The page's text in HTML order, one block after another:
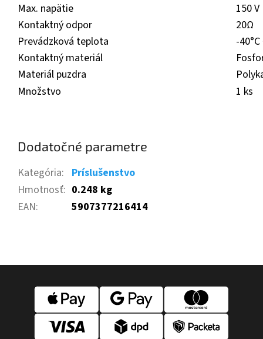
Max. napätie
150 V
Kontaktný odpor
20Ω
Prevádzková teplota
-
Kontaktný materiál
Materiál puzdra
Množstvo
1 ks
Dodatočné parametre
Kategória: Príslušenstvo
Hmotnosť: 0.248 kg
EAN: 5907377216414